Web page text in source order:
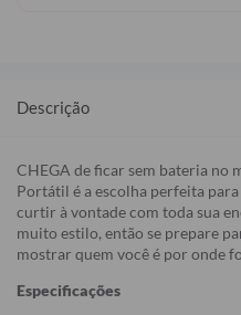
Descrição
CHEGA de ficar sem bateria no
Portátil é a escolha perfeita
curtir à vontade com toda sua
muito estilo, então se prepare
mostrar quem você é por onde
Especificações